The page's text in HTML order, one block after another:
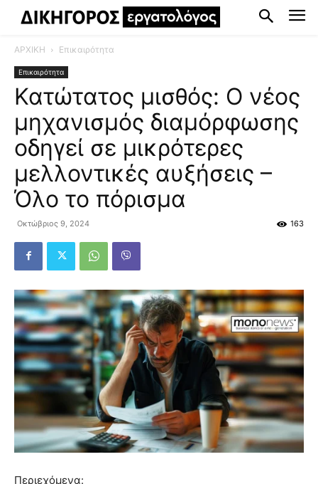
ΑΡΧΙΚΗ Επικαιρότητα
Επικαιρότητα
Κατώτατος μισθός: Ο νέος
μηχανισμός διαμόρφωσης
οδηγεί σε μικρότερες
μελλοντικές αυξήσεις –
Όλο το πόρισμα
Οκτώβριος 9, 2024 163
Περιεχόμενα: